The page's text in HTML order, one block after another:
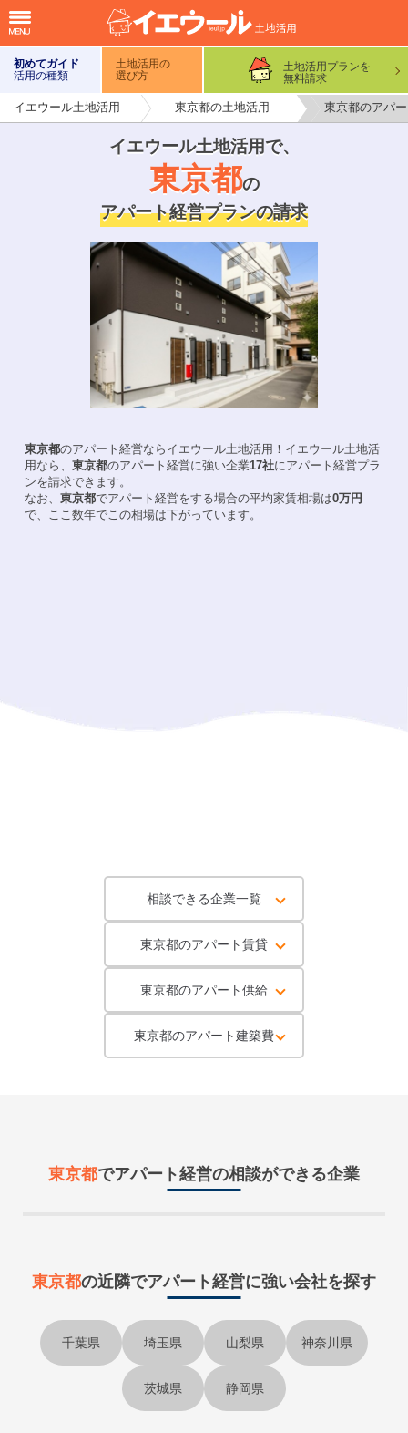
初めてガイド
活用の種類
土地活用の
選び方
土地活用プランを
無料請求
イエウール土地活用 東京都の土地活用 東京都のアパ
イエウール土地活用で、
東京都の
アパート経営プランの請求
東京都のアパート経営ならイエウール土地活用！ イエウール土地活
用なら、東京都のアパート経営に強い企業17社にアパート経営プラ
ンを請求できます。
なお、東京都でアパート経営をする場合の平均家賃相場は0万円
で、ここ数年でこの相場は下がっています。
相談できる企業一覧
東京都のアパート賃貸
東京都のアパート供給
東京都のアパート建築費
東京都でアパート経営の相談ができる企業
東京都の近隣でアパート経営に強い会社を探す
千葉県 埼玉県 山梨県 神奈川県
茨城県 静岡県